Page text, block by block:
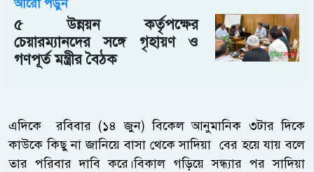
আরো পড়ুন
৫ উন্নয়ন কর্তৃপক্ষের
চেয়ারম্যানদের সঙ্গে গৃহায়ণ ও
গণপূর্ত মন্ত্রীর বৈঠক
এদিকে রবিবার (১৪ জুন) বিকেল আনুমানিক ৩টার দিকে
কাউকে কিছু না জানিয়ে বাসা থেকে সাদিয়া বের হয়ে যায় বলে
তার পরিবার দাবি করে।বিকাল গড়িয়ে সন্ধ্যার পর সাদিয়া